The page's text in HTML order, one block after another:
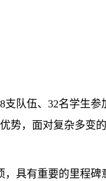
支队伍、32名学生参
势，面对复杂多变
具有重要的里程碑